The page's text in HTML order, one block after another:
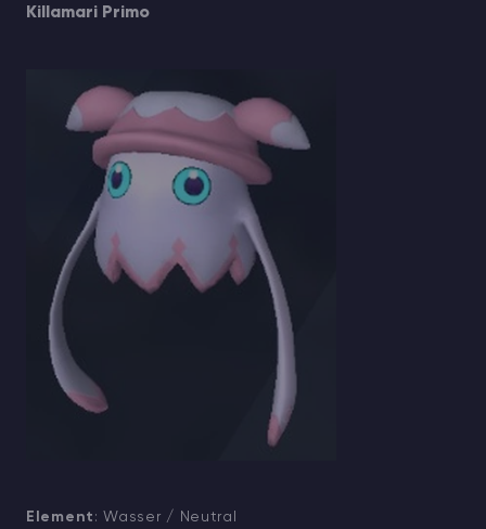
Killamari Primo
Element : Wasser / Neutral